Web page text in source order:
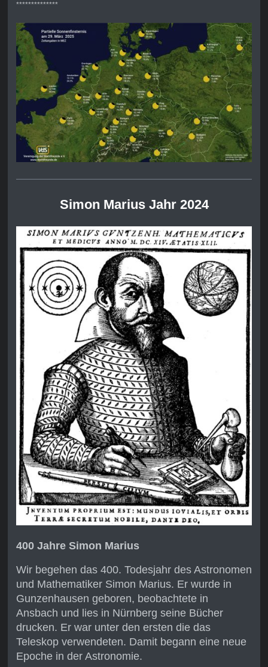
**************
Simon Marius Jahr 2024
400 Jahre Simon Marius
Wir begehen das 400. Todesjahr des Astronomen
und Mathematiker Simon Marius. Er wurde in
Gunzenhausen geboren, beobachtete in
Ansbach und lies in Nürnberg seine Bücher
drucken. Er war unter den ersten die das
Teleskop verwendeten. Damit begann eine neue
Epoche in der Astronomie.